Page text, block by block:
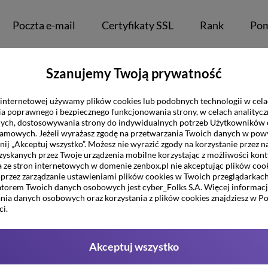
Szanujemy Twoją prywatność
używamy plików cookies lub podobnych technologii w
poprawnego i bezpiecznego funkcjonowania strony, w celach
dostosowywania strony do indywidualnych potrzeb Użytkowników
Jeżeli wyrażasz zgodę na przetwarzania Twoich danych w
„Akceptuj wszystko”. Możesz nie wyrazić zgody na korzystanie przez
przez Twoje urządzenia mobilne korzystając z możliwości
ze stron internetowych w domenie zenbox.pl nie akceptując plików
zarządzanie ustawieniami plików cookies w Twoich
Twoich danych osobowych jest cyber_Folks S.A. Więcej
danych osobowych oraz korzystania z plików cookies znajdziesz w
Akceptuj wszystko
Poczta e-mail Certyfikaty SSL Rank
kopię zapasową WordPressa za pomocą
QTS (QNAP)?